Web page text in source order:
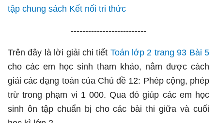
tập chung sách Kết nối tri thức
--------------------------
Trên đây là lời giải chi tiết Toán lớp 2 trang 93 Bài 5
cho các em học sinh tham khảo, nắm được cách
giải các dạng toán của Chủ đề 12: Phép cộng, phép
trừ trong phạm vi 1 000. Qua đó giúp các em học
sinh ôn tập chuẩn bị cho các bài thi giữa và cuối